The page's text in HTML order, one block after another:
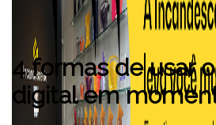
4 formas de usar
digital em